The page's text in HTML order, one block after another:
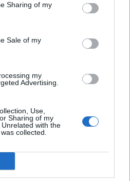
Sharing of my
Sale of my
my
Advertising.
Use,
Sharing of my
with the
collected.